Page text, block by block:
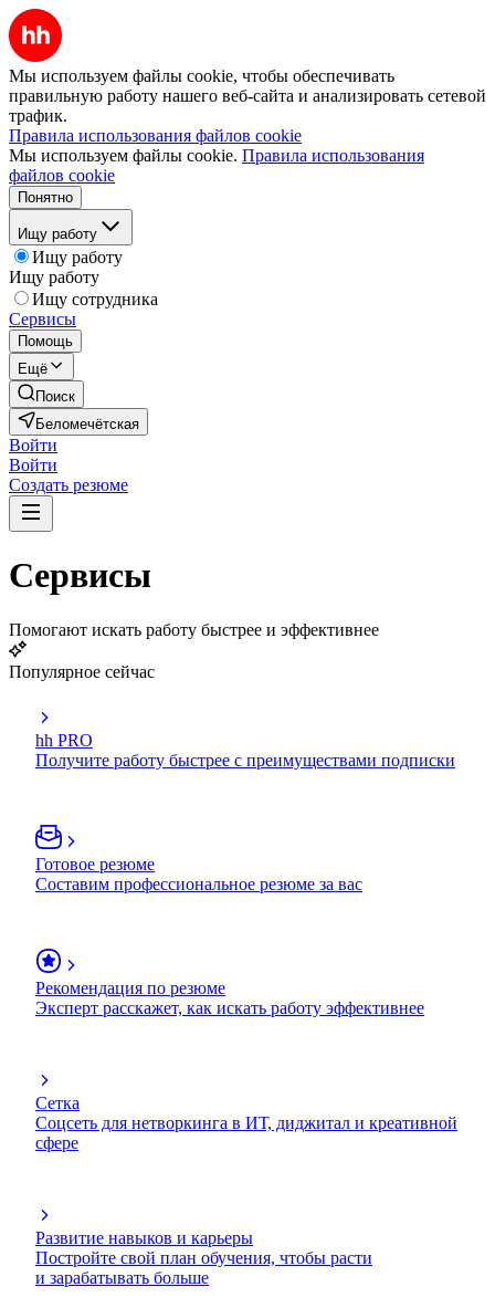
Мы используем файлы cookie, чтобы обеспечивать
правильную работу нашего веб-сайта и анализировать сетевой
трафик.
Правила использования файлов cookie
Мы используем файлы cookie. Правила использования
файлов cookie
Понятно
Ищу работу
Ищу работу
Ищу работу
Ищу сотрудника
Сервисы
Помощь
Ещё
Поиск
Беломечётская
Войти
Войти
Создать резюме
Сервисы
Помогают искать работу быстрее и эффективнее
Популярное сейчас
hh PRO
Получите работу быстрее с преимуществами подписки
Готовое резюме
Составим профессиональное резюме за вас
Рекомендация по резюме
Эксперт расскажет, как искать работу эффективнее
Сетка
Соцсеть для нетворкинга в ИТ, диджитал и креативной
сфере
Развитие навыков и карьеры
Постройте свой план обучения, чтобы расти
и зарабатывать больше